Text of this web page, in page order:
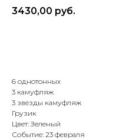
3430,00 руб.
6 однотонных
3 камуфляж
3 звезды камуфляж
Грузик
Цвет: Зеленый
Событие: 23 февраля